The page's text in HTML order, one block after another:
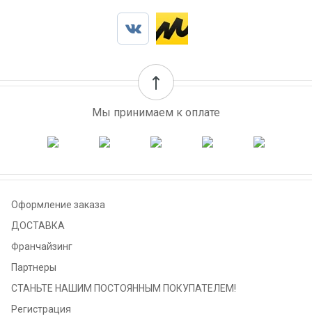
Мы принимаем к оплате
Оформление заказа
ДОСТАВКА
Франчайзинг
Партнеры
СТАНЬТЕ НАШИМ ПОСТОЯННЫМ ПОКУПАТЕЛЕМ!
Регистрация